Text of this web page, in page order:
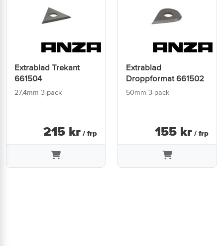
Extrablad Trekant
661504
27,4mm 3-pack
215 kr / frp
Extrablad
Droppformat 661502
50mm 3-pack
155 kr / frp